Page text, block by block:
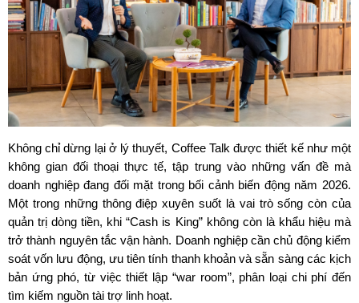
Không chỉ dừng lại ở lý thuyết, Coffee Talk được thiết kế như một
không gian đối thoại thực tế, tập trung vào những vấn đề mà
doanh nghiệp đang đối mặt trong bối cảnh biến động năm 2026.
Một trong những thông điệp xuyên suốt là vai trò sống còn của
quản trị dòng tiền, khi “Cash is King” không còn là khẩu hiệu mà
trở thành nguyên tắc vận hành. Doanh nghiệp cần chủ động kiểm
soát vốn lưu động, ưu tiên tính thanh khoản và sẵn sàng các kịch
bản ứng phó, từ việc thiết lập “war room”, phân loại chi phí đến
tìm kiếm nguồn tài trợ linh hoạt.